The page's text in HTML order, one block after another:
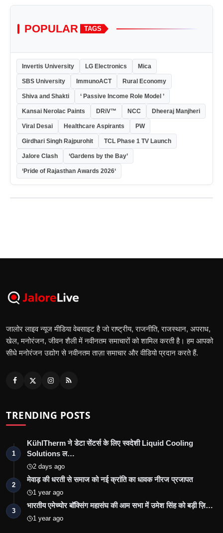
POPULAR TAGS
Invertis University LG Electronics Mica
SBS University ImmunoACT Rural Economy
Shiva and Shakti ‘ Passive Income Role Model ’
Kansai Nerolac Paints DRiV™ NCC Dheeraj Manjheri
Viral Desai Healthcare Aspirants PW
Girdhari Singh Rajpurohit TCL Phase 1 TV Launch
Jalore Clash ‘Gardens by the Bay’
‘Pride of Rajasthan Awards 2026‘
जालोर लाइव न्यूज मीडिया वेबसाइट है जो राष्ट्रीय, राजनीति, राजस्थान, अपराध,
खेल, मनोरंजन, जीवन शैली में नवीनतम समाचारों को शामिल करती है। हम आपको
सीधे मनोरंजन उद्योग से नवीनतम ताज़ा समाचार और वीडियो प्रदान करते हैं.
TRENDING POSTS
1
KühlTherm ने डेटा सेंटर्स के लिए स्वदेशी Liquid Cooling
Solutions ल…
2 days ago
2
मेवाड़ की धरती से समाज को नई क्रांति का धावक नीरज प्रजापत
1 year ago
3
भारतीय एमेच्योर बॉक्सिंग महासंघ की आम सभा में उमेश सिंह को बड़ी ज़ि…
1 year ago